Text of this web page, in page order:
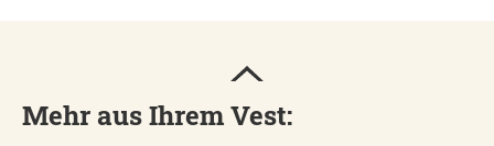
Mehr aus Ihrem Vest: